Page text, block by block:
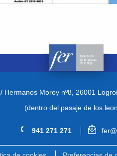
Hermanos Moroy nº8, 26001
(dentro del pasaje de los
941 271 271